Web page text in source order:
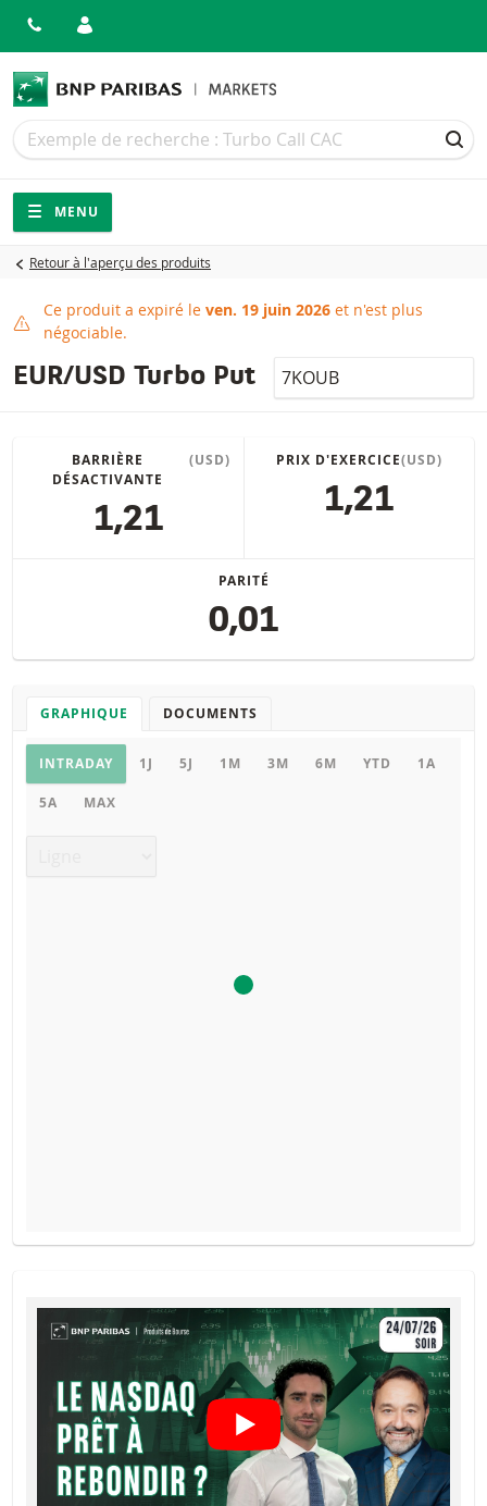
Recherche
Recherche
Navigation
Navigation sur le site
MENU
Retour à l'aperçu des produits
Ce produit a expiré
Ce produit a expiré le ven. 19 juin 2026 et n'est plus
négociable.
EUR/USD Turbo Put LocalCode
BARRIÈRE
DÉSACTIVANTE
(USD)
1,21
PRIX D'EXERCICE(USD)
1,21
PARITÉ
0,01
GRAPHIQUE DOCUMENTS
Graphique
INTRADAY 1J 5J 1M 3M 6M YTD 1A
5A MAX
PROSPECTUS DE BASE
Français (France)
FINAL TERMS
Français (France)